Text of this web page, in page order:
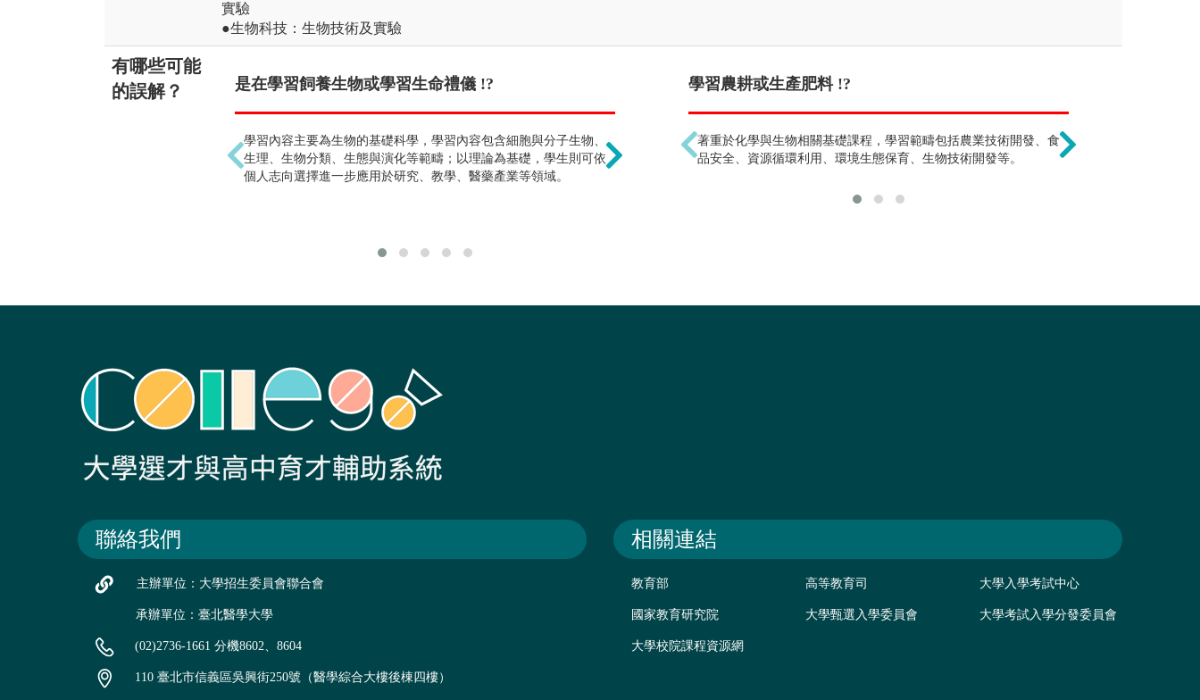
實驗
●生物科技：生物技術及實驗
有哪些可能
的誤解？
是在學習飼養生物或學習生命禮儀 !?
學習內容主要為生物的基礎科學，學習內容包含細胞與分子生物、
生理、生物分類、生態與演化等範疇；以理論為基礎，學生則可依
個人志向選擇進一步應用於研究、教學、醫藥產業等領域。
上大學馬上學一些的專精的生物課程 !?
在大學會有更多細膩且扎實的基礎科目，有了紮實的數理、學理基
礎，才能更易於學習專業領域，如生物化學、分子生物學等。
因應科學的快速進展，
術，深入探討生命體運
學習農耕或生產肥料 !?
著重於化學與生物相關基礎課程，學習範疇包括農業技術開發、食
品安全、資源循環利用、環境生態保育、生物技術開發等。
聯絡我們
主辦單位：大學招生委員會聯合會
承辦單位：臺北醫學大學
(02)2736-1661 分機8602、8604
110 臺北市信義區吳興街250號（醫學綜合大樓後棟四樓）
相關連結
教育部 高等教育司 大學入學考試中心
國家教育研究院 大學甄選入學委員會 大學考試入學分發委員會
大學校院課程資源網